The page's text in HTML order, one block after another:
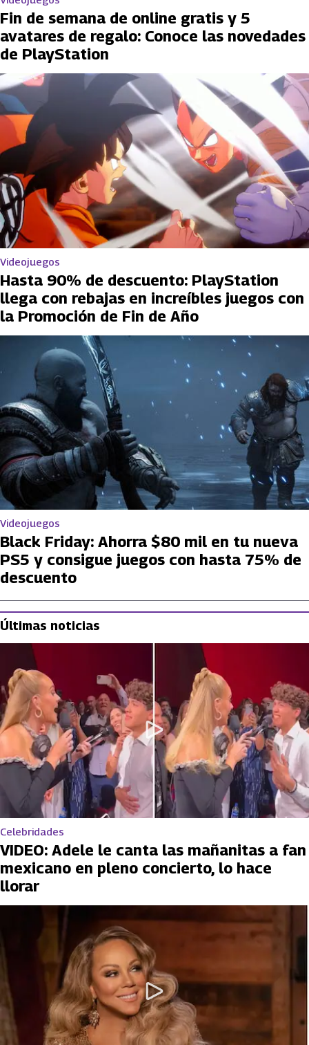
Fin de semana de online gratis y 5
avatares de regalo: Conoce las novedades
de PlayStation
Videojuegos
Hasta 90% de descuento: PlayStation
llega con rebajas en increíbles juegos con
la Promoción de Fin de Año
Videojuegos
Black Friday: Ahorra $80 mil en tu nueva
PS5 y consigue juegos con hasta 75% de
descuento
Últimas noticias
Celebridades
VIDEO: Adele le canta las mañanitas a fan
mexicano en pleno concierto, lo hace
llorar